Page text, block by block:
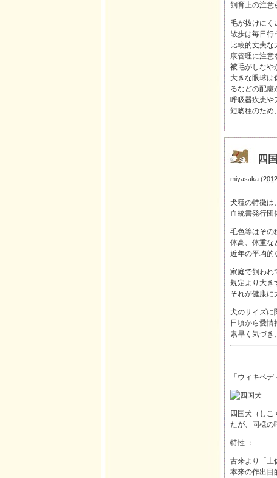
飼育上の注意
毛が抜けにく
散歩は毎日行
比較的丈夫
康管理に注意
被毛がしなや
大きな眼球は
るなどの配慮
呼吸器疾患や
短吻種のため
四
miyasaka (
犬種の特徴は、
血統書発行団
毛色等はその
体高、体重な
近年の平均的
家庭で飼われ
規定より大き
それが健康に
犬のサイズに
日頃から愛情
素早く気づき
「ウィキペ
四国犬（し
たが、同様の
特性 ：
古来より「土
本来の作出目